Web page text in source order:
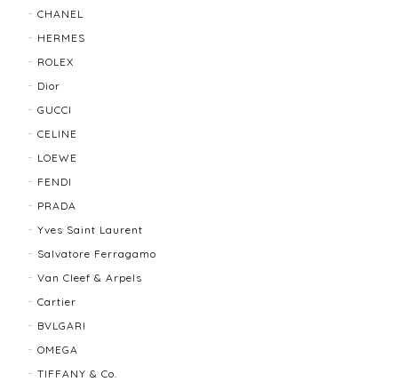
でした！ありがとうございました。また機会ありまし
たら利用させていただきたいと思いました🙇‍♀️
CHANEL
HERMES
ROLEX
Dior
GUCCI
CELINE
LOEWE
FENDI
PRADA
Yves Saint Laurent
Salvatore Ferragamo
Van Cleef & Arpels
Cartier
BVLGARI
OMEGA
TIFFANY & Co.